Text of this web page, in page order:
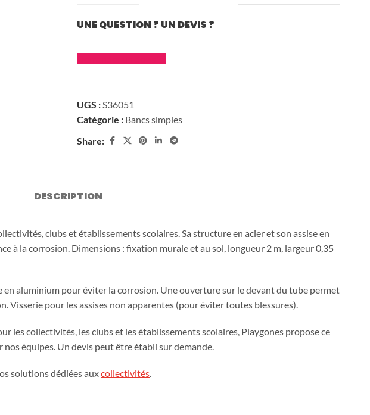
Marque et
partenaires
On
recrute !
de jeux Sports urbains
urbain
installation
Parlons de votre projet - Cliquez ici - Notre équipe vous répond
UNE QUESTION ? UN DEVIS ?
UGS :S36051
Catégorie : Bancs simples
Share:
DESCRIPTION
clubs et établissements scolaires. Sa structure en acier et son assise en
à la corrosion. Dimensions : fixation murale et au sol, longueur 2 m, largeur 0,35
en aluminium pour éviter la corrosion. Une ouverture sur le devant du tube permet
Visserie pour les assises non apparentes (pour éviter toutes blessures).
les collectivités, les clubs et les établissements scolaires, Playgones propose ce
équipes. Un devis peut être établi sur demande.
solutions dédiées auxcollectivités.